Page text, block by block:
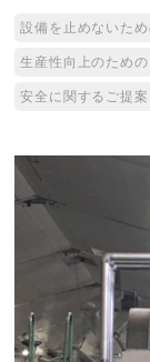
設備を止めないため
生産性向上のための
安全に関するご提案